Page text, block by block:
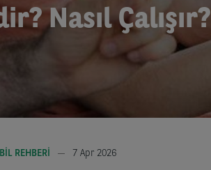
Nasıl Çalışır?
REHBERI 7 Apr 2026